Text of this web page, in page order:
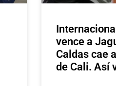
vence a
Caldas cae
de Cali. Así